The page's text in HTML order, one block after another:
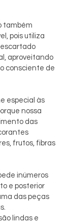
também
pois utiliza
aproveitando
consciente de
especial às
nossa
das
frutos, fibras
inúmeros
e posterior
das peças
lindas e